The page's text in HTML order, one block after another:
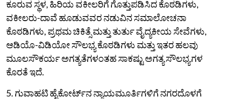
ಕೂರುವ ಸ್ಥಳ, ಹಿರಿಯ ವಕೀಲರಿಗೆ ಗೊತ್ತುಪಡಿಸಿದ ಕೊಠಡಿಗಳು,
ವಕೀಲರು-ದಾವೆ ಹೂಡುವವರ ನಡುವಿನ ಸಮಾಲೋಚನಾ
ಕೊಠಡಿಗಳು, ಪ್ರಥಮ ಚಿಕಿತ್ಸೆ ಮತ್ತು ತುರ್ತು ವೈದ್ಯಕೀಯ ಸೇವೆಗಳು,
ಆಡಿಯೊ-ವಿಡಿಯೋ ಸೌಲಭ್ಯ ಕೊಠಡಿಗಳು ಮತ್ತು ಇತರ ಹಲವು
ಮೂಲಸೌಕರ್ಯ ಅಗತ್ಯತೆಗಳಂತಹ ಸಾಕಷ್ಟು ಅಗತ್ಯ ಸೌಲಭ್ಯಗಳ
ಕೊರತೆ ಇದೆ.
5. ಗುವಾಹಟಿ ಹೈಕೋರ್ಟ್‌ನ ನ್ಯಾಯಮೂರ್ತಿಗಳಿಗೆ ನಗರದೊಳಗೆ